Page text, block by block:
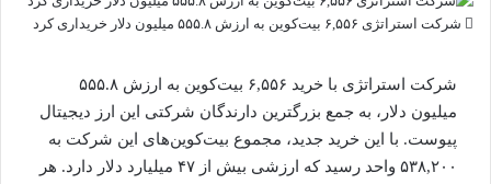
شرکت استراتژی ۶,۵۵۶ بیت‌کوین به ارزش ۵۵۵.۸ میلیون دلار خریداری کرد
شرکت استراتژی با خرید ۶,۵۵۶ بیت‌کوین به ارزش ۵۵۵.۸
میلیون دلار، به جمع بزرگترین دارندگان شرکتی این ارز دیجیتال
پیوست. با این خرید جدید، مجموع بیت‌کوین‌های این شرکت به
۵۳۸,۲۰۰ واحد رسید که ارزشی بیش از ۴۷ میلیارد دلار دارد. هر